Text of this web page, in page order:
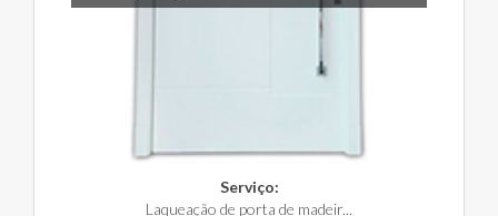
Serviço:
Laqueação de porta de madeir...